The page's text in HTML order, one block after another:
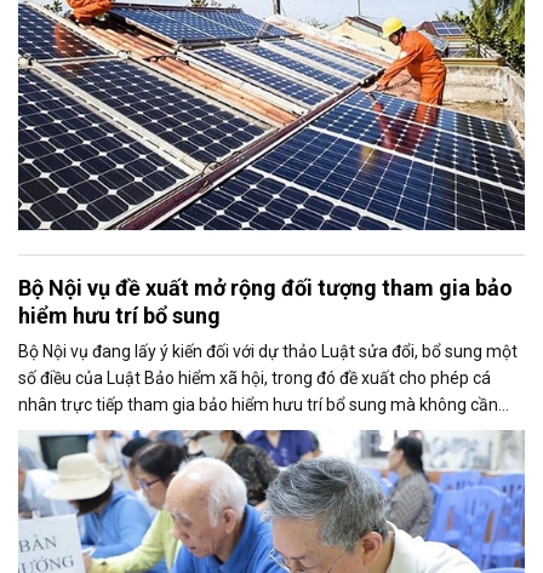
Bộ Nội vụ đề xuất mở rộng đối tượng tham gia bảo
hiểm hưu trí bổ sung
Bộ Nội vụ đang lấy ý kiến đối với dự thảo Luật sửa đổi, bổ sung một
số điều của Luật Bảo hiểm xã hội, trong đó đề xuất cho phép cá
nhân trực tiếp tham gia bảo hiểm hưu trí bổ sung mà không cần
thông qua người sử dụng lao động. Dự thảo cũng điều chỉnh cách
tính thời gian đóng bảo hiểm xã hội nhằm bảo đảm quyền lợi cho
người tham gia.